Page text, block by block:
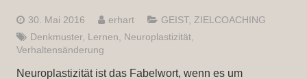
30. Mai 2016 erhart GEIST, ZIELCOACHING
Denkmuster, Lernen, Neuroplastizität,
Verhaltensänderung
Neuroplastizität ist das Fabelwort, wenn es um